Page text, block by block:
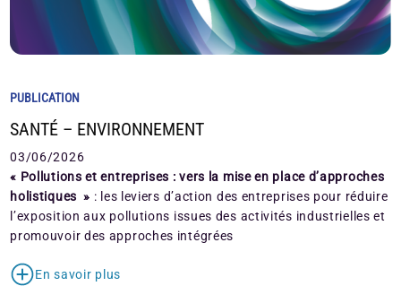
PUBLICATION
SANTÉ – ENVIRONNEMENT
03/06/2026
« Pollutions et entreprises : vers la mise en place d’approches
holistiques » : les leviers d’action des entreprises pour réduire
l’exposition aux pollutions issues des activités industrielles et
promouvoir des approches intégrées
En savoir plus